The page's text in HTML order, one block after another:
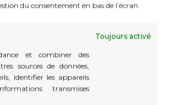
du consentement en bas de l’écran.
Toujours activé
et combiner des
sources de données,
Identifier les appareils
transmises
services personnalisés,
inteprétariat, nous offrons
simplifiée pour
de vous concentrer